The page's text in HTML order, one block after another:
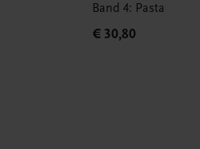
Band 4: Pasta
€ 30,80